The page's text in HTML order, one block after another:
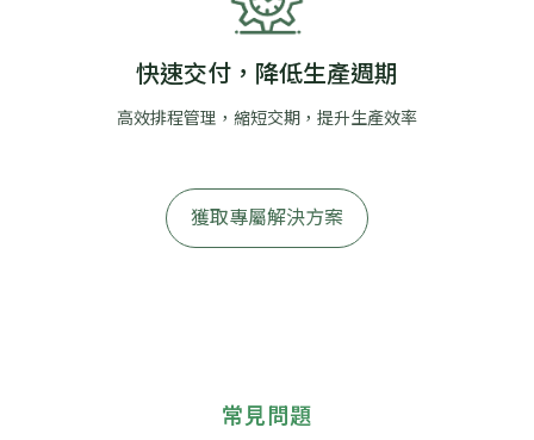
快速交付，降低生產週期
高效排程管理，縮短交期，提升生產效率
獲取專屬解決方案
常見問題